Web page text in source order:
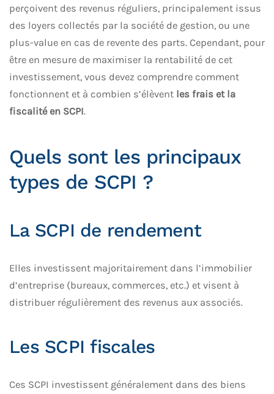
perçoivent des revenus réguliers, principalement issus
des loyers collectés par la société de gestion, ou une
plus-value en cas de revente des parts. Cependant, pour
être en mesure de maximiser la rentabilité de cet
investissement, vous devez comprendre comment
fonctionnent et à combien s’élèvent les frais et la
fiscalité en SCPI.
Quels sont les principaux
types de SCPI ?
La SCPI de rendement
Elles investissent majoritairement dans l’immobilier
d’entreprise (bureaux, commerces, etc.) et visent à
distribuer régulièrement des revenus aux associés.
Les SCPI fiscales
Ces SCPI investissent généralement dans des biens